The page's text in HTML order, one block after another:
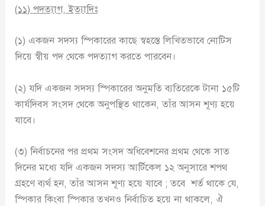
(১১)পদত্যাগ,ইত্যাদিঃ
(১) একজন সদস্য স্পিকারের কাছে স্বহস্তে লিখিতভাবে নোটিস
দিয়ে স্বীয় পদ থেকে পদত্যাগ করতে পারবেন।
(২) যদি একজন সদস্য স্পিকারের অনুমতি ব্যতিরেকে টানা ১৫টি
কার্যদিবস সংসদ থেকে অনুপস্থিত থাকেন, তাঁর আসন শূণ্য হয়ে
যাবে।
(৩) নির্বাচনের পর প্রথম সংসদ অধিবেশনের প্রথম থেকে সাত
দিনের মধ্যে যদি একজন সদস্য আর্টিকেল ১২ অনুসারে শপথ
গ্রহণে ব্যর্থ হন, তাঁর আসন শূণ্য হয়ে যাবে ; তবে শর্ত থাকে যে,
স্পিকার কিংবা স্পিকার তখনও নির্বাচিত হয়ে না থাকলে, ঐ